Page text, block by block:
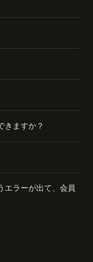
きますか？
エラーが出て、会員